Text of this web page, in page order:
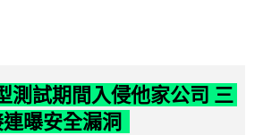
測試期間入侵他家公司 三
曝安全漏洞